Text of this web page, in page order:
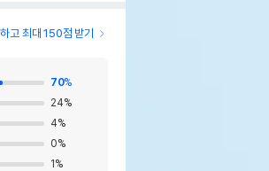
고 최대 150점 받기
70%
24%
4%
0%
1 %